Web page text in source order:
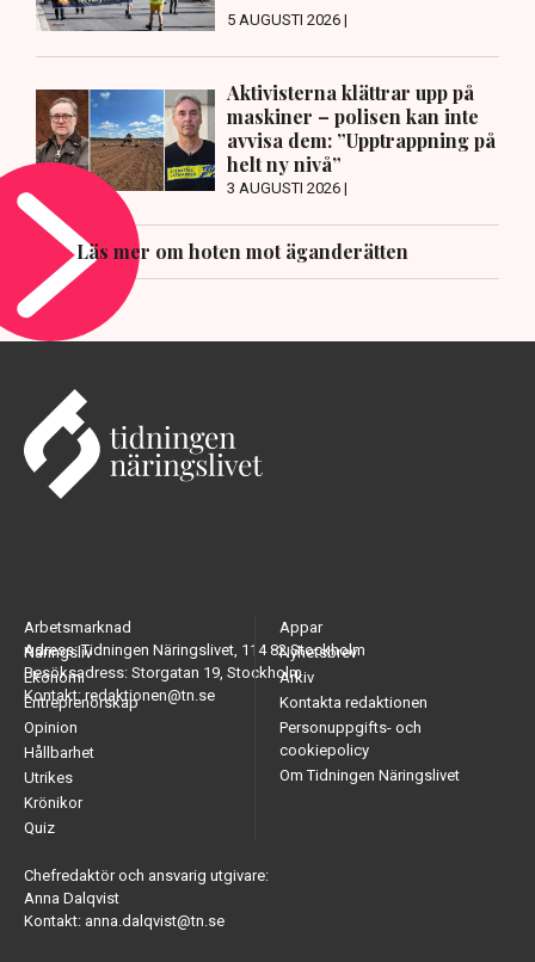
5 AUGUSTI 2026 |
Aktivisterna klättrar upp på
maskiner – polisen kan inte
avvisa dem: ”Upptrappning på
helt ny nivå”
3 AUGUSTI 2026 |
Läs mer om hoten mot äganderätten
Adress: Tidningen Näringslivet, 114 82 Stockholm
Besöksadress: Storgatan 19, Stockholm
Kontakt: redaktionen@tn.se
Arbetsmarknad
Näringsliv
Ekonomi
Entreprenörskap
Opinion
Hållbarhet
Utrikes
Krönikor
Quiz
Appar
Nyhetsbrev
Arkiv
Kontakta redaktionen
Personuppgifts- och
cookiepolicy
Om Tidningen Näringslivet
Chefredaktör och ansvarig utgivare:
Anna Dalqvist
Kontakt: anna.dalqvist@tn.se